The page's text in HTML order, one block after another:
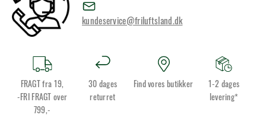
kundeservice@friluftsland.dk
FRAGT fra 19,
-FRI FRAGT over
799,-
30 dages
returret
Find vores butikker
1-2 dages
levering*